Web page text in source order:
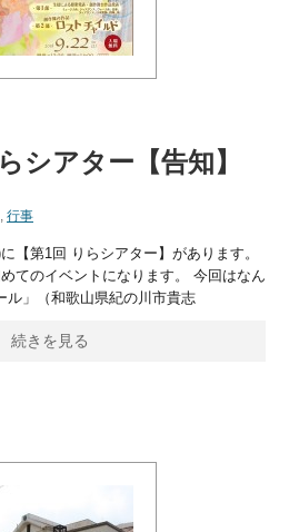
シアター【告知】
, 行事
【第1回 りらシアター】があります。
てのイベントになります。 今回はなん
ル」（和歌山県紀の川市貴志
続きを見る